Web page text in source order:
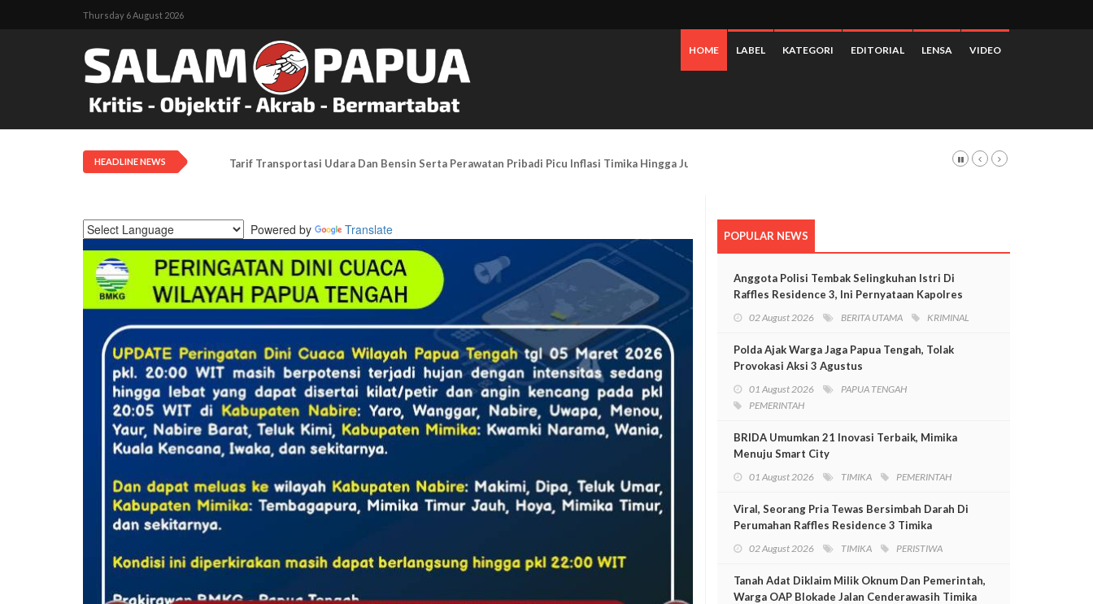
Thursday 6 August 2026
HOME LABEL KATEGORI EDITORIAL LENSA VIDEO
HEADLINE NEWS Tarif Transportasi Udara Dan Bensin Serta Perawatan Pribadi Picu Inflasi Timika Hingga Juli 2026 3,28 Persen
Powered by Translate POPULAR NEWS
Anggota Polisi Tembak Selingkuhan Istri Di
Raffles Residence 3, Ini Pernyataan Kapolres
02 August 2026 BERITA UTAMA KRIMINAL
Polda Ajak Warga Jaga Papua Tengah, Tolak
Provokasi Aksi 3 Agustus
01 August 2026
PAPUA TENGAH
PEMERINTAH
BRIDA Umumkan 21 Inovasi Terbaik, Mimika
Menuju Smart City
01 August 2026 TIMIKA PEMERINTAH
Viral, Seorang Pria Tewas Bersimbah Darah Di
Perumahan Raffles Residence 3 Timika
02 August 2026 TIMIKA PERISTIWA
Tanah Adat Diklaim Milik Oknum Dan Pemerintah,
Warga OAP Blokade Jalan Cenderawasih Timika